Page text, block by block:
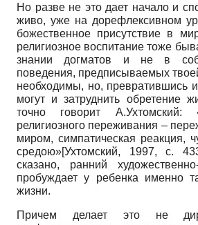
Но разве не это дает начало и
живо, уже на дорефлексивном
божественное присутствие в
религиозное воспитание тоже
знании догматов и не в
поведения, предписываемых
необходимы, но, превратившись
могут и затруднить обретение
точно говорит А.Ухтомский:
религиозного переживания –
миром, симпатическая реакция,
средою»[Ухтомский, 1997, с.
сказано, ранний
пробуждает у ребенка именно
жизни.
Причем делает это не